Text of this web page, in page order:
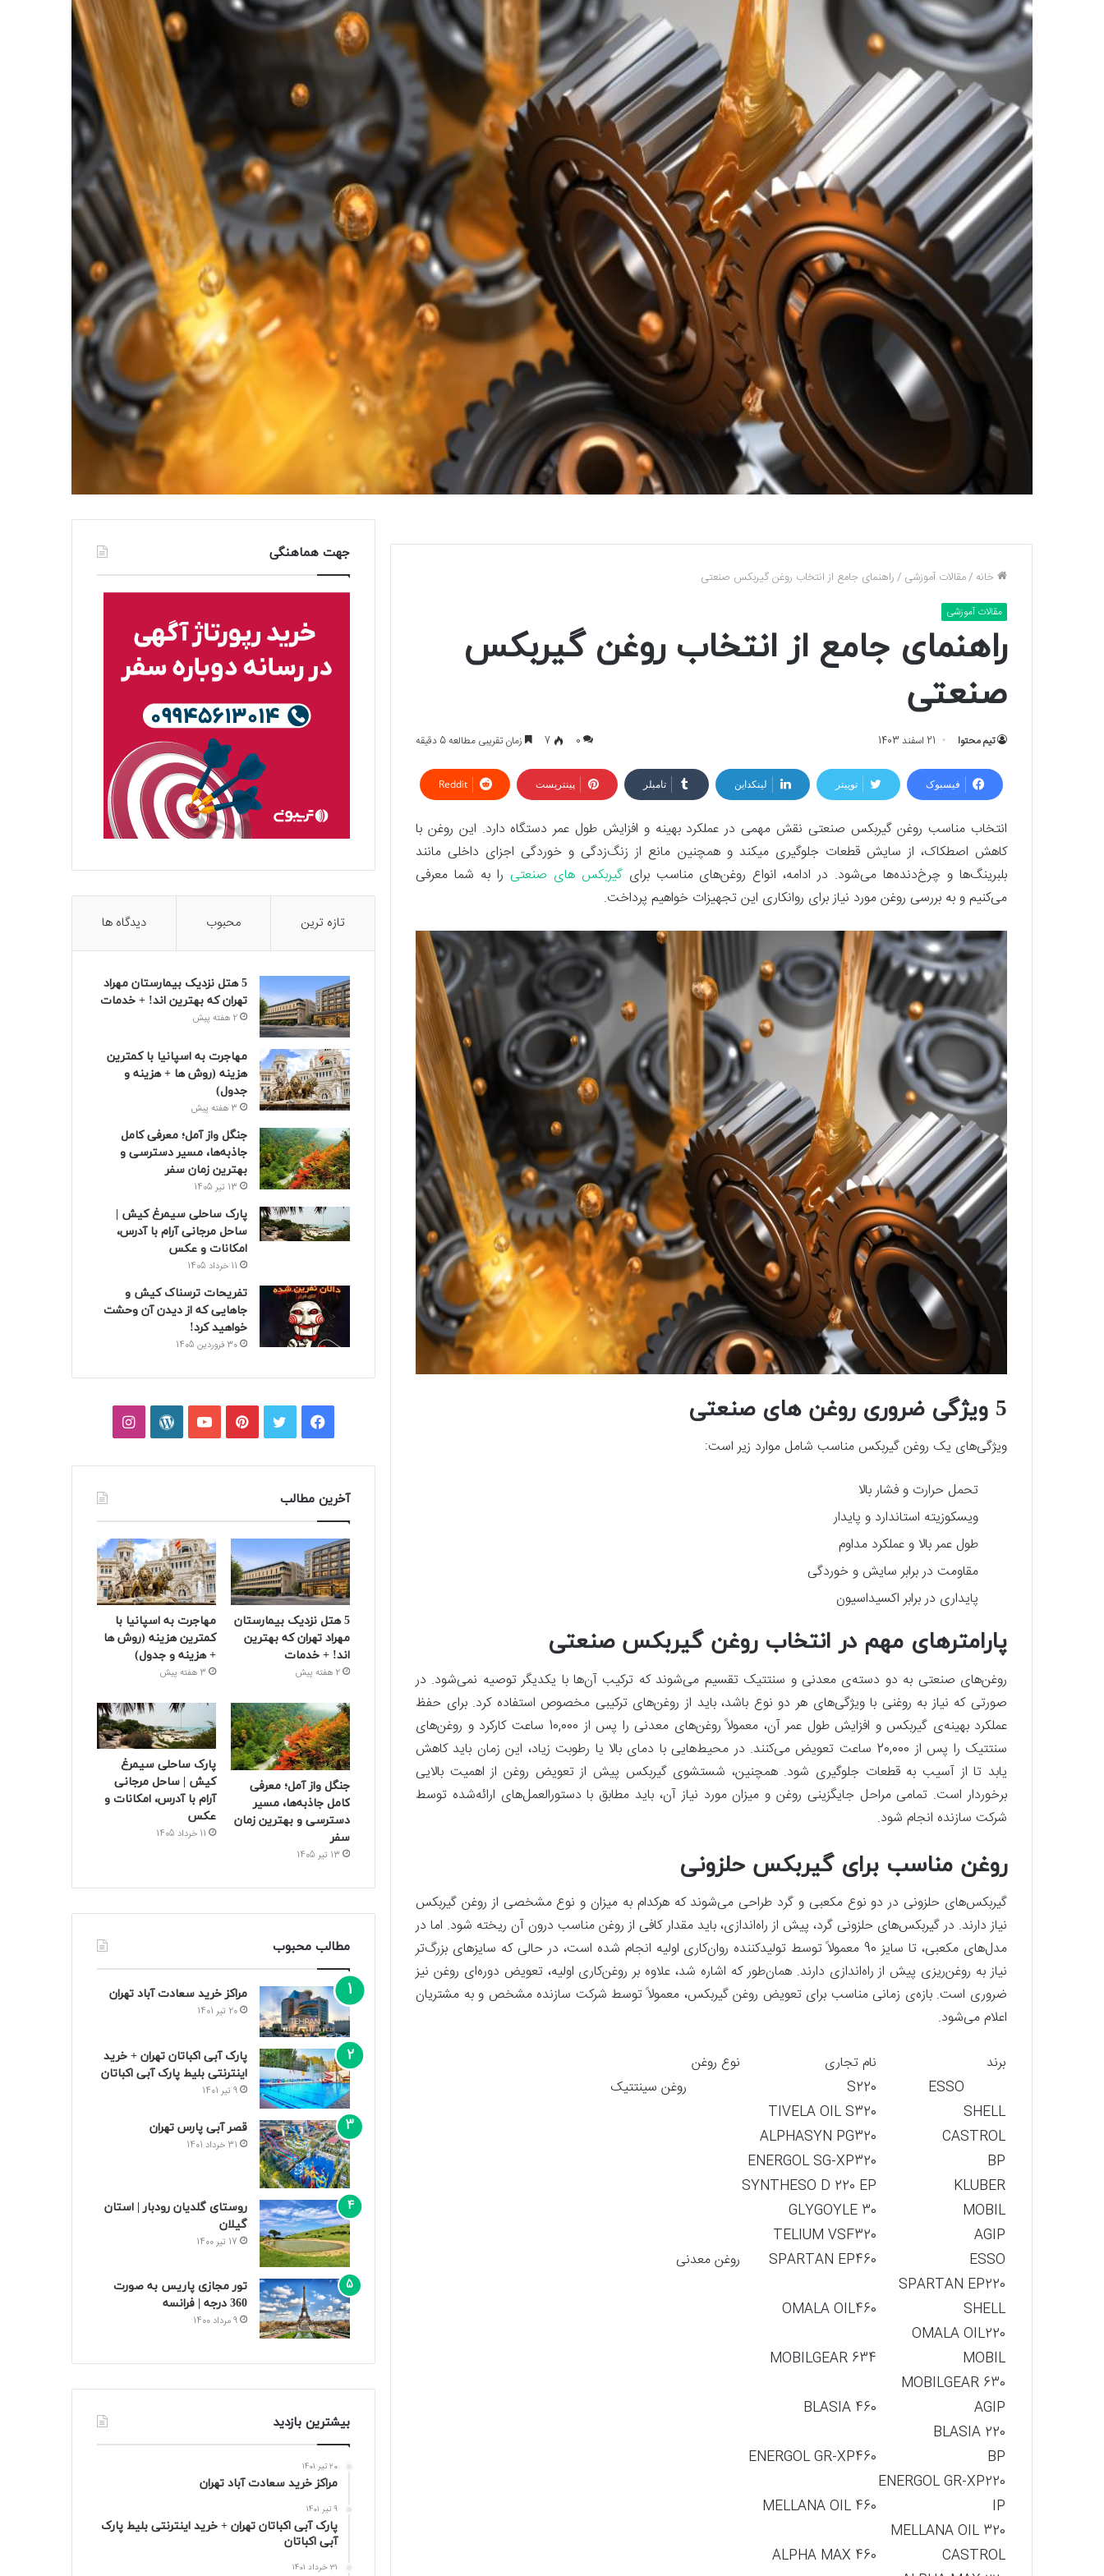
خانه /مقالات آموزشی /راهنمای جامع از انتخاب روغن گیربکس صنعتی
مقالات آموزشی
راهنمای جامع از انتخاب روغن گیربکس
صنعتی
تیم محتوا 21 اسفند 1403 0
7 زمان تقریبی مطالعه 5 دقیقه
فیسبوک توییتر لینکداین تامبلر پینتریست Reddit
انتخاب مناسب روغن گیربکس صنعتی نقش مهمی در عملکرد بهینه و افزایش طول عمر دستگاه دارد. این روغن با
کاهش اصطکاک، از سایش قطعات جلوگیری می‎کند و همچنین مانع از زنگ‌زدگی و خوردگی اجزای داخلی مانند
بلبرینگ‌ها و چرخ‌دنده‌ها می‌شود. در ادامه، انواع روغن‌های مناسب برایگیربکس‌ های صنعتی را به شما معرفی
می‌کنیم و به بررسی روغن مورد نیاز برای روانکاری این تجهیزات خواهیم پرداخت.
5 ویژگی ضروری روغن های صنعتی
ویژگی‌های یک روغن گیربکس مناسب شامل موارد زیر است:
تحمل حرارت و فشار بالا
ویسکوزیته استاندارد و پایدار
طول عمر بالا و عملکرد مداوم
مقاومت در برابر سایش و خوردگی
پایداری در برابر اکسیداسیون
پارامترهای مهم در انتخاب روغن گیربکس صنعتی
روغن‌های صنعتی به دو دسته‌ی معدنی و سنتتیک تقسیم می‌شوند که ترکیب آن‌ها با یکدیگر توصیه نمی‌شود. در
صورتی که نیاز به روغنی با ویژگی‌های هر دو نوع باشد، باید از روغن‌های ترکیبی مخصوص استفاده کرد. برای حفظ
عملکرد بهینه‌ی گیربکس و افزایش طول عمر آن، معمولاً روغن‌های معدنی را پس از 10,000 ساعت کارکرد و روغن‌های
سنتتیک را پس از 20,000 ساعت تعویض می‌کنند. در محیط‌هایی با دمای بالا یا رطوبت زیاد، این زمان باید کاهش
یابد تا از آسیب به قطعات جلوگیری شود. همچنین، شستشوی گیربکس پیش از تعویض روغن از اهمیت بالایی
برخوردار است. تمامی مراحل جایگزینی روغن و میزان مورد نیاز آن، باید مطابق با دستورالعمل‌های ارائه‌شده توسط
شرکت سازنده انجام شود.
روغن مناسب برای گیربکس حلزونی
گیربکس‌های حلزونی در دو نوع مکعبی و گرد طراحی می‌شوند که هرکدام به میزان و نوع مشخصی از روغن گیربکس
نیاز دارند. در گیربکس‌های حلزونی گرد، پیش از راه‌اندازی، باید مقدار کافی از روغن مناسب درون آن ریخته شود. اما در
مدل‌های مکعبی، تا سایز 90 معمولاً توسط تولیدکننده روان‌کاری اولیه انجام شده است، در حالی که سایزهای بزرگ‌تر
نیاز به روغن‌ریزی پیش از راه‌اندازی دارند. همان‌طور که اشاره شد، علاوه بر روغن‌کاری اولیه، تعویض دوره‌ای روغن نیز
ضروری است. بازه‌ی زمانی مناسب برای تعویض روغن گیربکس، معمولاً توسط شرکت سازنده مشخص و به مشتریان
اعلام می‌شود.
برند نام تجاری
نوع روغن
S220
روغن سینتتیک
SHELL
TIVELA OIL S320
CASTROL
ALPHASYN PG320
BP
ENERGOL SG-XP320
KLUBER
SYNTHESO D 220 EP
MOBIL
GLYGOYLE 30
AGIP
TELIUM VSF320
ESSO
SPARTAN EP460
روغن معدنی
SPARTAN EP220
SHELL
OMALA OIL460
OMALA OIL220
MOBIL
MOBILGEAR 634
MOBILGEAR 630
AGIP
BLASIA 460
BLASIA 220
BP
ENERGOL GR-XP460
ENERGOL GR-XP220
IP
MELLANA OIL 460
MELLANA OIL 320
CASTROL
ALPHA MAX 460
جهت هماهنگی
تازه ترین محبوب دیدگاه ها
5 هتل نزدیک بیمارستان مهراد
تهران که بهترین‌ اند! + خدمات
2 هفته پیش
مهاجرت به اسپانیا با کمترین
هزینه (روش ها + هزینه و
جدول)
3 هفته پیش
جنگل واز آمل؛ معرفی کامل
جاذبه‌ها، مسیر دسترسی و
بهترین زمان سفر
13 تیر 1405
پارک ساحلی سیمرغ کیش |
ساحل مرجانی آرام با آدرس،
امکانات و عکس
11 خرداد 1405
تفریحات ترسناک کیش و
جاهایی که از دیدن آن وحشت
خواهید کرد!
30 فروردین 1405
فیسبوکتوییترپینتریستیوتیوبوردپرساینستاگرام
آخرین مطالب
5 هتل نزدیک بیمارستان
مهراد تهران که بهترین‌
اند! + خدمات
2 هفته پیش
مهاجرت به اسپانیا با
کمترین هزینه (روش ها
+ هزینه و جدول)
3 هفته پیش
جنگل واز آمل؛ معرفی
کامل جاذبه‌ها، مسیر
دسترسی و بهترین زمان
سفر
13 تیر 1405
پارک ساحلی سیمرغ
کیش | ساحل مرجانی
آرام با آدرس، امکانات و
عکس
11 خرداد 1405
مطالب محبوب
مراکز خرید سعادت‌ آباد تهران
20 تیر 1401
پارک آبی اکباتان تهران + خرید
اینترنتی بلیط پارک آبی اکباتان
9 تیر 1401
قصر آبی پارس تهران
31 خرداد 1401
روستای گلدیان رودبار | استان
گیلان
17 تیر 1400
تور مجازی پاریس به صورت
360 درجه | فرانسه
9 مرداد 1400
بیشترین بازدید
20 تیر 1401
مراکز خرید سعادت‌ آباد تهران
9 تیر 1401
پارک آبی اکباتان تهران + خرید اینترنتی بلیط پارک
آبی اکباتان
31 خرداد 1401